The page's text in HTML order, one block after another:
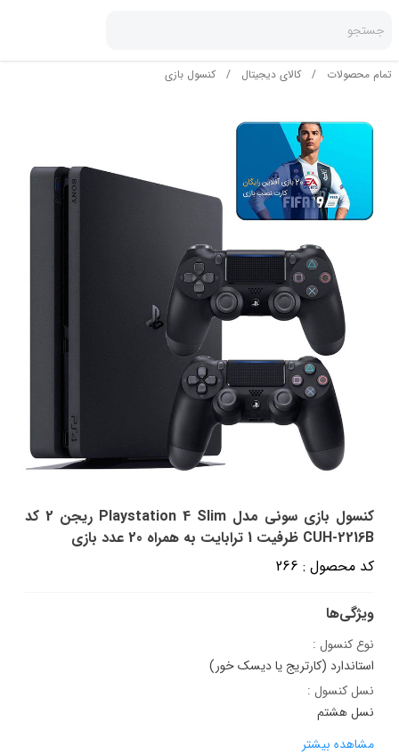
جستجو
تمام محصولات / کالای دیجیتال / کنسول بازی
کنسول بازی سونی مدل Playstation 4 Slim ریجن 2 کد
CUH-2216B ظرفیت 1 ترابایت به همراه 20 عدد بازی
کد محصول : 266
ویژگی‌ها
نوع کنسول :
استاندارد (کارتریج یا دیسک خور)
نسل کنسول :
نسل هشتم
مشاهده بیشتر